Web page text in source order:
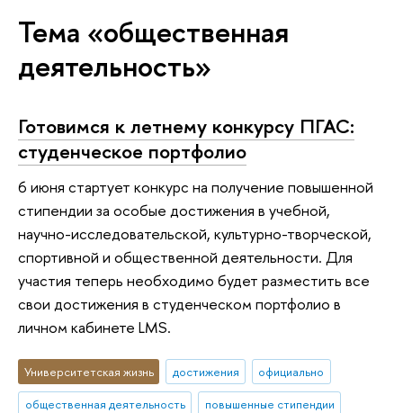
Тема «общественная
деятельность»
Готовимся к летнему конкурсу ПГАС:
студенческое портфолио
6 июня стартует конкурс на получение повышенной
стипендии за особые достижения в учебной,
научно-исследовательской, культурно-творческой,
спортивной и общественной деятельности. Для
участия теперь необходимо будет разместить все
свои достижения в студенческом портфолио в
личном кабинете LMS.
Университетская жизнь достижения
официально
общественная деятельность
повышенные стипендии